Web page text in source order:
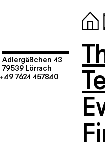
Adlergäßchen 13
79539 Lörrach
+49 7621 157840